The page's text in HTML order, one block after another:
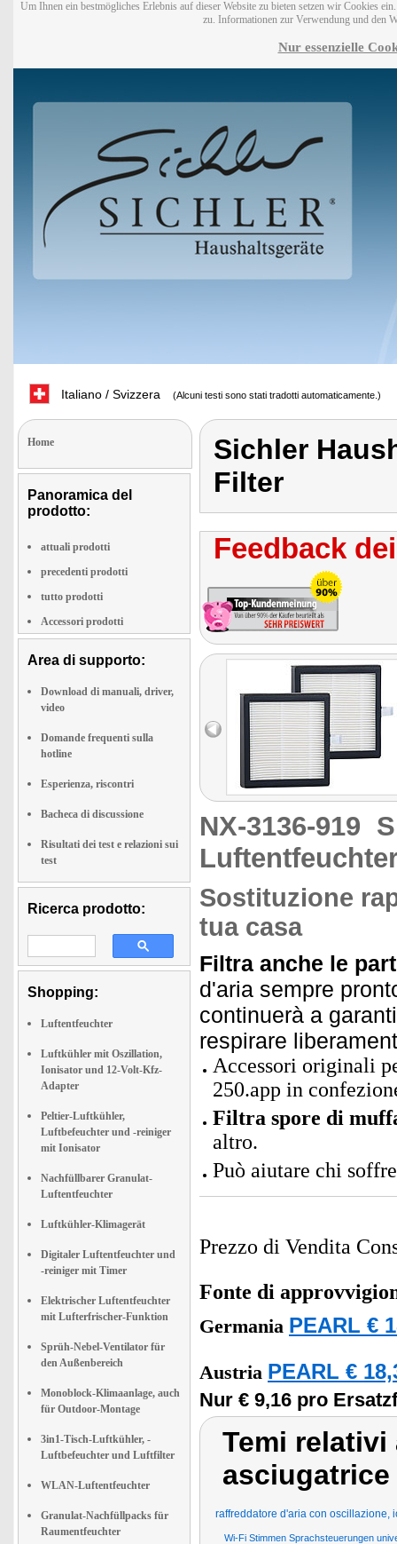
Um Ihnen ein bestmögliches Erlebnis auf dieser Website zu bieten setzen wir Cookies
zu. Informationen zur Verwendung und den
Nur essenzielle
Italiano / Svizzera (Alcuni testi sono stati tradotti automaticamente.)
Home
Panoramica del
prodotto:
attuali prodotti
precedenti prodotti
tutto prodotti
Accessori prodotti
Area di supporto:
Download di manuali, driver,
video
Domande frequenti sulla
hotline
Esperienza, riscontri
Bacheca di discussione
Risultati dei test e relazioni sui
test
Ricerca prodotto:
Shopping:
Luftentfeuchter
Luftkühler mit Oszillation,
Ionisator und 12-Volt-Kfz-
Adapter
Peltier-Luftkühler,
Luftbefeuchter und -reiniger
mit Ionisator
Nachfüllbarer Granulat-
Luftentfeuchter
Luftkühler-Klimagerät
Digitaler Luftentfeuchter und
-reiniger mit Timer
Elektrischer Luftentfeuchter
mit Lufterfrischer-Funktion
Sprüh-Nebel-Ventilator für
den Außenbereich
Monoblock-Klimaanlage, auch
für Outdoor-Montage
3in1-Tisch-Luftkühler, -
Luftbefeuchter und Luftfilter
WLAN-Luftentfeuchter
Granulat-Nachfüllpacks für
Raumentfeuchter
Sichler
Filter
Feedback
NX-3136-919
Sostituzione
tua casa
Filtra anche le
d'aria sempre
continuerà a
respirare
Accessori originali
250.app in
Filtra spore di
altro.
Può aiutare chi
Prezzo di Vendita
Fonte di
Germania PEARL €
Austria PEARL €
Nur € 9,16 pro
Temi
asciugatrice
raffreddatore d'aria con oscillazione,
Wi-Fi Stimmen Sprachsteuerungen